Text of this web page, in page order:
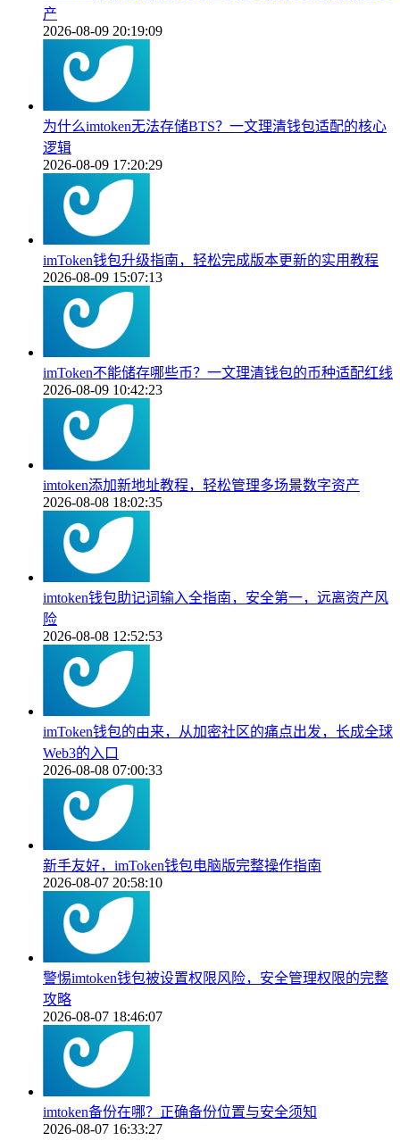
产
2026-08-09 20:19:09
为什么imtoken无法存储BTS？一文理清钱包适配的核心
逻辑
2026-08-09 17:20:29
imToken钱包升级指南，轻松完成版本更新的实用教程
2026-08-09 15:07:13
imToken不能储存哪些币？一文理清钱包的币种适配红线
2026-08-09 10:42:23
imtoken添加新地址教程，轻松管理多场景数字资产
2026-08-08 18:02:35
imtoken钱包助记词输入全指南，安全第一，远离资产风
险
2026-08-08 12:52:53
imToken钱包的由来，从加密社区的痛点出发，长成全球
Web3的入口
2026-08-08 07:00:33
新手友好，imToken钱包电脑版完整操作指南
2026-08-07 20:58:10
警惕imtoken钱包被设置权限风险，安全管理权限的完整
攻略
2026-08-07 18:46:07
imtoken备份在哪？正确备份位置与安全须知
2026-08-07 16:33:27